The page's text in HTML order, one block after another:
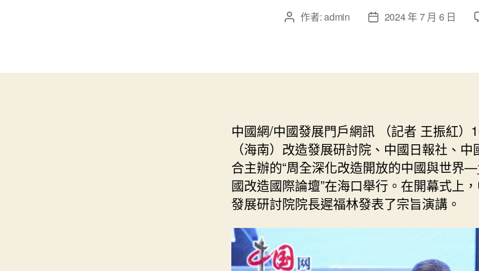
文 作者:admin
文
日
2024 年 7 月 6 日
中國網/中國發展門戶網訊 （記者 王振紅）
（海南）改造發展研討院、中國日報社、
合主辦的“周全深化改造開放的中國與世界—
國改造國際論壇”在海口舉行。在開幕式上
發展研討院院長遲福林發表了宗旨演講。